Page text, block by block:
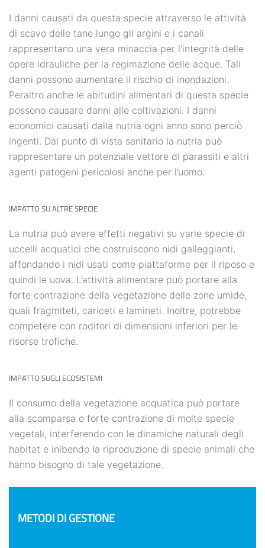
I danni causati da questa specie attraverso le attività
di scavo delle tane lungo gli argini e i canali
rappresentano una vera minaccia per l’integrità delle
opere idrauliche per la regimazione delle acque. Tali
danni possono aumentare il rischio di inondazioni.
Peraltro anche le abitudini alimentari di questa specie
possono causare danni alle coltivazioni. I danni
economici causati dalla nutria ogni anno sono perciò
ingenti. Dal punto di vista sanitario la nutria può
rappresentare un potenziale vettore di parassiti e altri
agenti patogeni pericolosi anche per l’uomo.
IMPATTO SU ALTRE SPECIE
La nutria può avere effetti negativi su varie specie di
uccelli acquatici che costruiscono nidi galleggianti,
affondando i nidi usati come piattaforme per il riposo e
quindi le uova. L’attività alimentare può portare alla
forte contrazione della vegetazione delle zone umide,
quali fragmiteti, cariceti e lamineti. Inoltre, potrebbe
competere con roditori di dimensioni inferiori per le
risorse trofiche.
IMPATTO SUGLI ECOSISTEMI
Il consumo della vegetazione acquatica può portare
alla scomparsa o forte contrazione di molte specie
vegetali, interferendo con le dinamiche naturali degli
habitat e inibendo la riproduzione di specie animali che
hanno bisogno di tale vegetazione.
METODI DI GESTIONE